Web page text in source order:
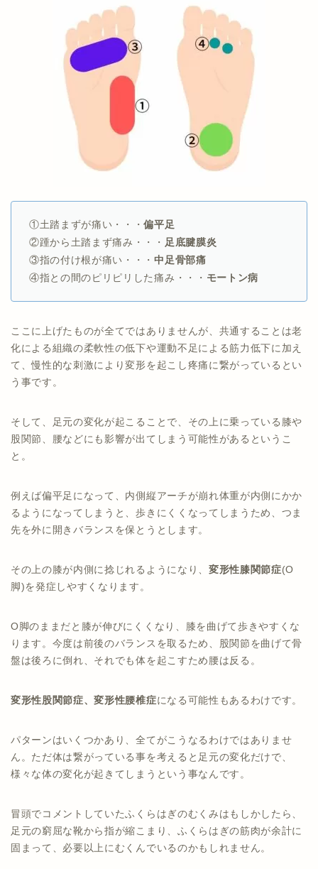
①土踏まずが痛い・・・偏平足
②踵から土踏まず痛み・・・ 足底腱膜炎
③指の付け根が痛い・・・中足骨部痛
④指との間のピリピリした痛み・・・ モートン病
ここに上げたものが全てではありませんが、共通することは老
化による組織の柔軟性の低下や運動不足による筋力低下に加え
て、慢性的な刺激により変形を起こし疼痛に繋がっているとい
う事です。
そして、足元の変化が起こることで、その上に乗っている膝や
股関節、腰などにも影響が出てしまう可能性があるというこ
と。
例えば偏平足になって、内側縦アーチが崩れ体重が内側にかか
るようになってしまうと、歩きにくくなってしまうため、つま
先を外に開きバランスを保とうとします。
その上の膝が内側に捻じれるようになり、 変形性膝関節症(O
脚)を発症しやすくなります。
O脚のままだと膝が伸びにくくなり、膝を曲げて歩きやすくな
ります。今度は前後のバランスを取るため、股関節を曲げて骨
盤は後ろに倒れ、それでも体を起こすため腰は反る。
変形性股関節症、変形性腰椎症になる可能性もあるわけです。
パターンはいくつかあり、全てがこうなるわけではありませ
ん。ただ体は繋がっている事を考えると足元の変化だけで、
様々な体の変化が起きてしまうという事なんです。
冒頭でコメントしていたふくらはぎのむくみはもしかしたら、
足元の窮屈な靴から指が縮こまり、ふくらはぎの筋肉が余計に
固まって、必要以上にむくんでいるのかもしれません。